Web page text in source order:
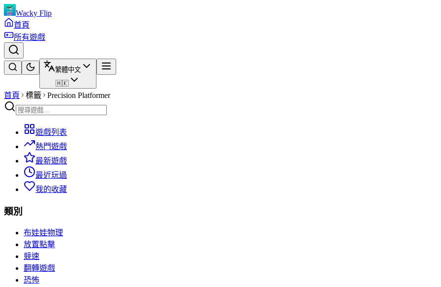
Wacky Flip
首頁
所有遊戲
繁體中文
🇭🇰
首頁 標籤 Precision Platformer
遊戲列表
熱門遊戲
最新遊戲
最近玩過
我的收藏
類別
布娃娃物理
放置點擊
競速
翻轉遊戲
恐怖